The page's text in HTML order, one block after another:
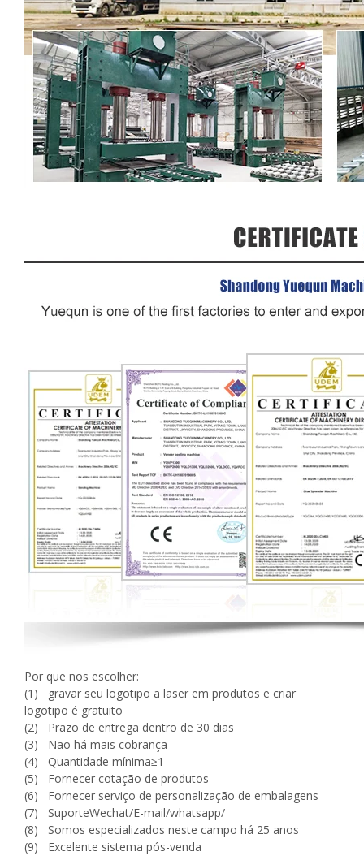
Por que nos escolher:
(1) gravar seu logotipo a laser em produtos e criar
logotipo é gratuito
(2) Prazo de entrega dentro de 30 dias
(3) Não há mais cobrança
(4) Quantidade mínima≥1
(5) Fornecer cotação de produtos
(6) Fornecer serviço de personalização de embalagens
(7) SuporteWechat/E-mail/whatsapp/
(8) Somos especializados neste campo há 25 anos
(9) Excelente sistema pós-venda